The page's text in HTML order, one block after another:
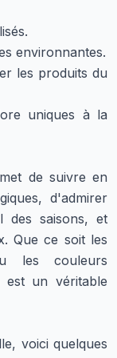
environnantes.
les produits du
uniques à la
de suivre en
d'admirer
des saisons, et
Que ce soit les
les couleurs
est un véritable
voici quelques